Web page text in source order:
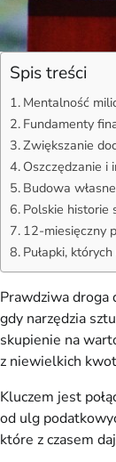
Spis treści
Mentalność
Fundamenty
Zwiększanie
Oszczędzanie i
Budowa
Polskie historie
12-miesięczny
Pułapki,
Prawdziwa droga
gdy narzędzia
skupienie na
z niewielkich
Kluczem jest
od ulg
które z czasem